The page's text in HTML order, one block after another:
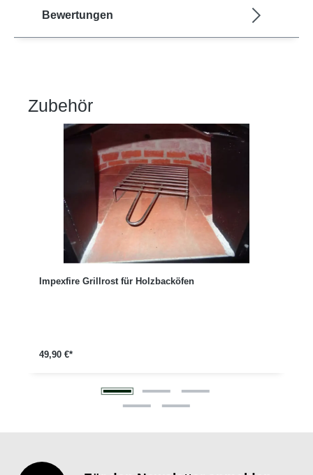
Bewertungen
Produktgalerie überspringen
Zubehör
Impexfire Grillrost für Holzbacköfen
49,90 €*